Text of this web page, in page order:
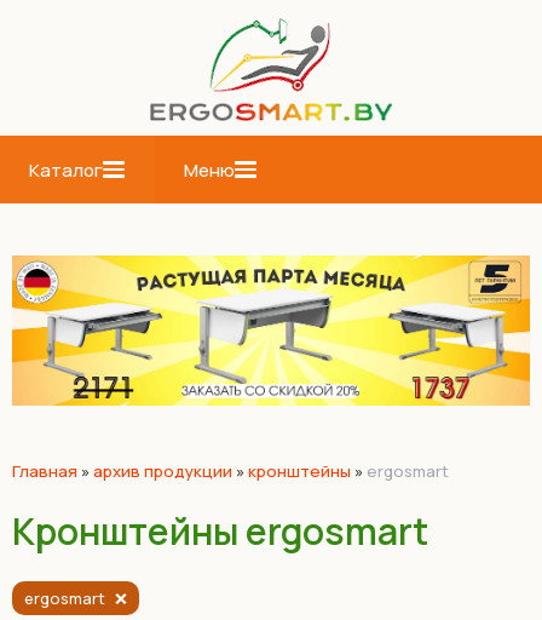
Каталог Меню
Главная » архив продукции » кронштейны » ergosmart
Кронштейны ergosmart
ergosmart